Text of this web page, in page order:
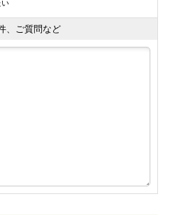
い
、ご質問など